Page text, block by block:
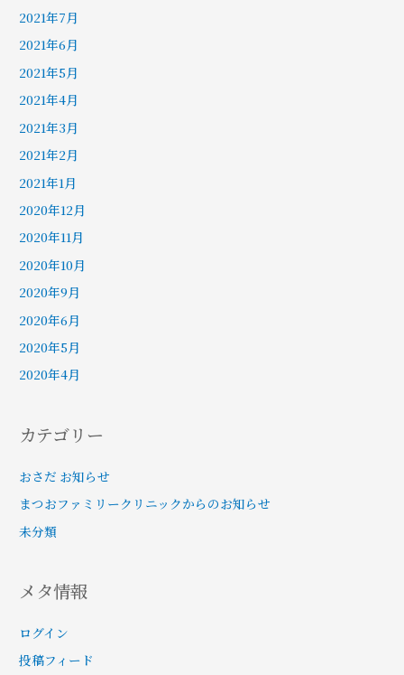
2021年7月
2021年6月
2021年5月
2021年4月
2021年3月
2021年2月
2021年1月
2020年12月
2020年11月
2020年10月
2020年9月
2020年6月
2020年5月
2020年4月
カテゴリー
おさだ お知らせ
まつおファミリークリニックからのお知らせ
未分類
メタ情報
ログイン
投稿フィード